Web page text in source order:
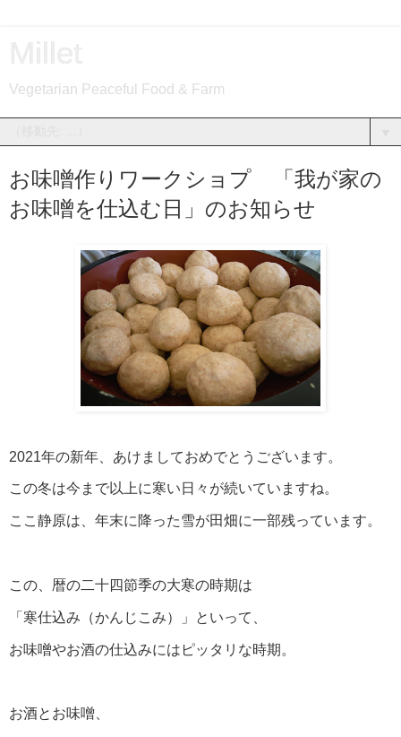
Vegetarian Peaceful Food & Farm
お味噌作りワークショプ 「我が家の
お味噌を仕込む日」のお知らせ
2021年の新年、あけましておめでとうございます。
この冬は今まで以上に寒い日々が続いていますね。
ここ静原は、年末に降った雪が田畑に一部残っています。
この、暦の二十四節季の大寒の時期は
「寒仕込み（かんじこみ）」といって、
お味噌やお酒の仕込みにはピッタリな時期。
お酒とお味噌、